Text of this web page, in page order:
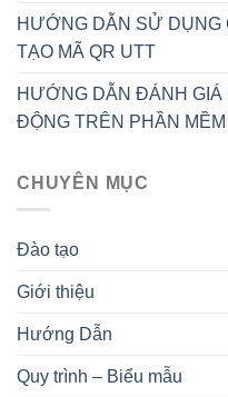
HƯỚNG DẪN SỬ DỤNG
TẠO MÃ QR UTT
HƯỚNG DẪN ĐÁNH
ĐỘNG TRÊN PHẦN
CHUYÊN MỤC
Đào tạo
Giới thiệu
Hướng Dẫn
Quy trình – Biểu mẫu